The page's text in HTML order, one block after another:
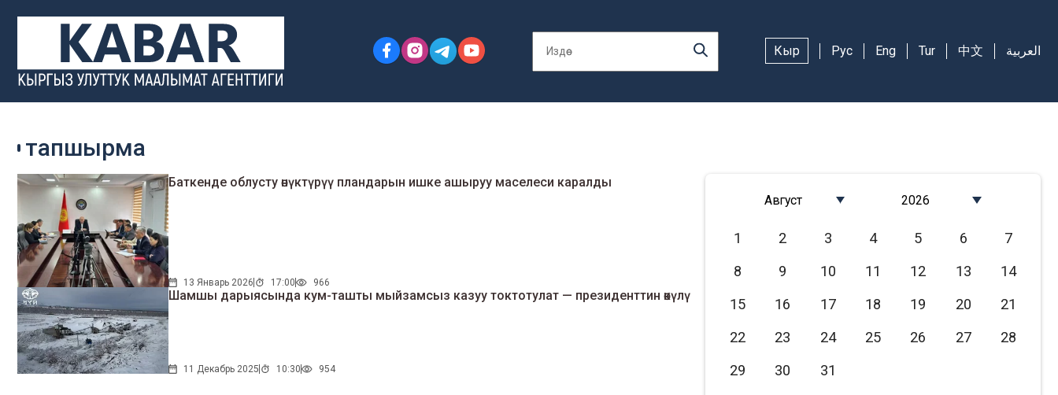
Кыр Рус Eng Tur 中文 العربية
тапшырма
Баткенде облусту өнүктүрүү пландарын ишке ашыруу маселеси каралды
13 Январь 2026 17:00 966
Шамшы дарыясында кум-ташты мыйзамсыз казуу токтотулат — президенттин өкүлү
11 Декабрь 2025 10:30 954
Август
Март
Апрель
Июнь
Июль
2026
2024
2023
2021
1 2 3 4 5 6
7
8
9 10 11 12 13
14
15
16 17 18 19 20
21
22
23 24 25 26 27
28
29
30 31